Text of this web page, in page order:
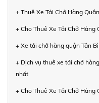
+ Thuê Xe Tải Chở Hàng
+ Cho Thuê Xe Tải Chở Hàng
+ Xe tải chở hàng quận Tân
+ Dịch vụ thuê xe tải chở
nhất
+ Cho Thuê Xe Tải Chở Hàng